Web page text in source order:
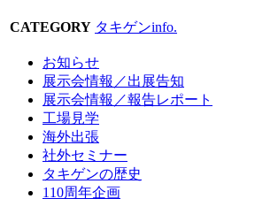
CATEGORY タキゲンinfo.
お知らせ
展示会情報／出展告知
展示会情報／報告レポート
工場見学
海外出張
社外セミナー
タキゲンの歴史
110周年企画